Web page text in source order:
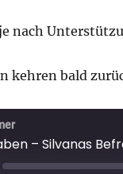
nach
kehren bald
– Silvanas